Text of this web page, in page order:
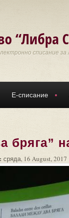
“Либра
списание
Е-списание
бряга”
сряда, 16 August, 2017